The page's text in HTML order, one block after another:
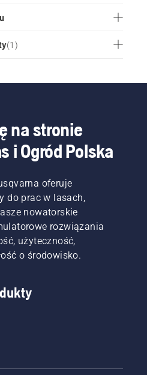
(1 )
na stronie
i Ogród Polska
oferuje
do prac w lasach,
nowatorskie
rozwiązania
użyteczność,
o środowisko.